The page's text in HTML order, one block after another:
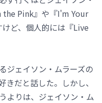
the Pink』や『I'm Your
ど、個人的には『Live
ジェイソン・ムラーズの
だと話した。しかし、
よりは、ジェイソン・ム